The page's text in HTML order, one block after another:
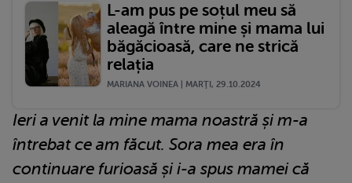
L-am pus pe soțul meu să
aleagă între mine și mama lui
băgăcioasă, care ne strică
relația
MARIANA VOINEA | MARŢI, 29.10.2024
Ieri a venit la mine mama noastră și m-a
întrebat ce am făcut. Sora mea era în
continuare furioasă și i-a spus mamei că